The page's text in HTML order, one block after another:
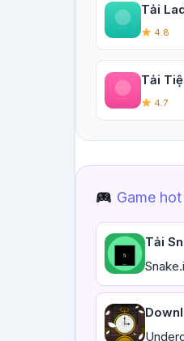
Tải
4.8
Tải
4.7
Game
Tải